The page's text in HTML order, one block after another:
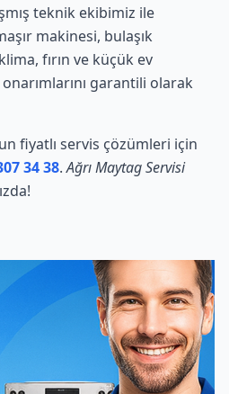
teknik ekibimiz ile
makinesi, bulaşık
fırın ve küçük ev
garantili olarak
fiyatlı servis çözümleri için
34 38.Ağrı Maytag Servisi